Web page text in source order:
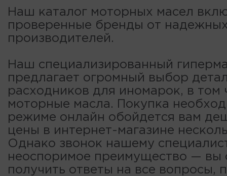
Наш каталог моторных масел
проверенные бренды от
производителей.
Наш специализированный
предлагает огромный выбор
расходников для иномарок, в том
моторные масла. Покупка
режиме онлайн обойдется вам
цены в интернет-магазине
Однако звонок нашему
неоспоримое преимущество — вы
получить ответы на все вопросы,